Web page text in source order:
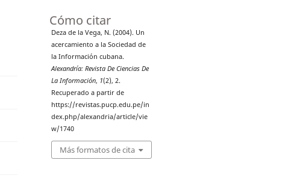
Cómo citar
Deza de la Vega, N. (2004). Un
acercamiento a la Sociedad de
la Información cubana.
Alexandría: Revista De Ciencias De
La Información, 1(2), 2.
Recuperado a partir de
https://revistas.pucp.edu.pe/in
dex.php/alexandria/article/vie
w/1740
Más formatos de cita